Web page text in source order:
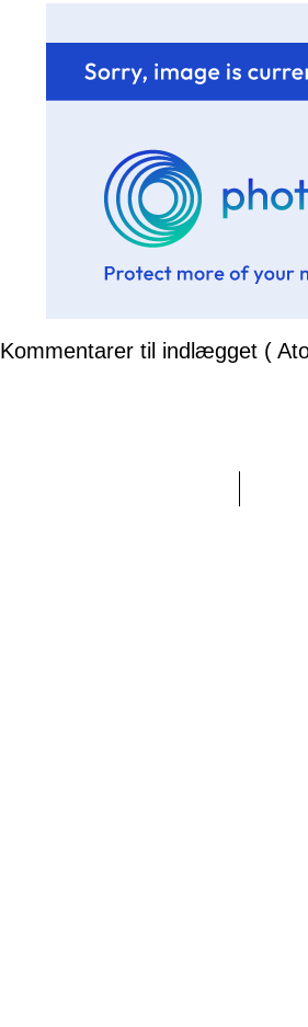
Kommentarer til indlægget (